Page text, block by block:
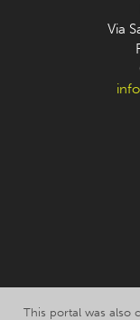
Via
This portal was also